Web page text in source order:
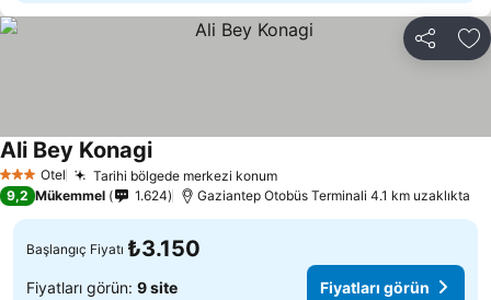
Paylaş
3 YıldızOtel Tarihi bölgede merkezi konumFiyatları görün
Ali Bey KonagiFiyatları görün
9,2 Mükemmel 1.624 Gaziantep Otobüs Terminali 4.1 km uzaklıkta
Başlangıç Fiyatı ₺3.150
Fiyatları görün: 9 site Fiyatları görün